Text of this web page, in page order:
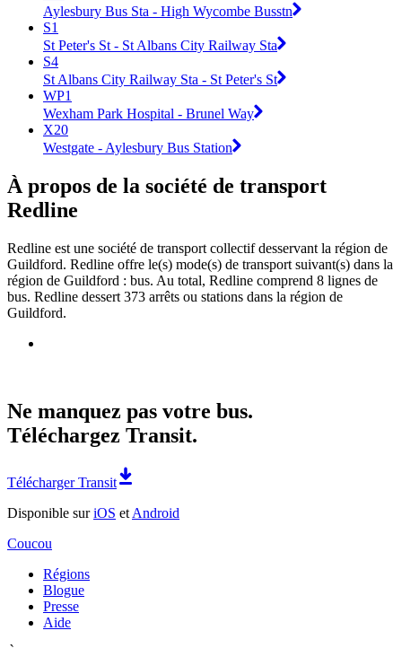
Aylesbury Bus Sta - High Wycombe Busstn
S1
St Peter's St - St Albans City Railway Sta
S4
St Albans City Railway Sta - St Peter's St
WP1
Wexham Park Hospital - Brunel Way
X20
Westgate - Aylesbury Bus Station
À propos de la société de transport
Redline
Redline est une société de transport collectif desservant la région de
Guildford. Redline offre le(s) mode(s) de transport suivant(s) dans la
région de Guildford : bus. Au total, Redline comprend 8 lignes de
bus. Redline dessert 373 arrêts ou stations dans la région de
Guildford.
Ne manquez pas votre bus.
Téléchargez Transit.
Télécharger Transit
Disponible suriOS et Android
Coucou
Régions
Blogue
Presse
Aide